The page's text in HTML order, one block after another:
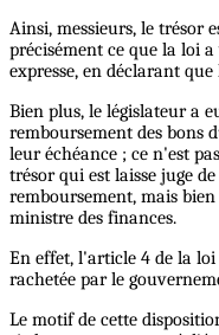
Ainsi, messieurs, le trésor
précisément ce que la loi
expresse, en déclarant
Bien plus, le législateur a
remboursement des bons
leur échéance ; ce n'est
trésor qui est laisse juge
remboursement, mais
ministre des finances.
En effet, l'article 4 de la
rachetée par le
Le motif de cette